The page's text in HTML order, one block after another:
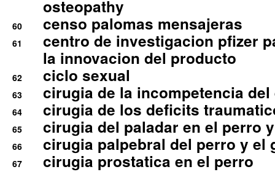
osteopathy
60 censo palomas mensajeras
61
centro de investigacion pfizer
la innovacion del producto
62 ciclo sexual
63 cirugia de la incompetencia
64 cirugia de los deficits
65 cirugia del paladar en el perro
66 cirugia palpebral del perro y el
67 cirugia prostatica en el perro